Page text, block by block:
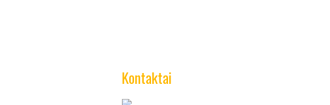
Kontaktai